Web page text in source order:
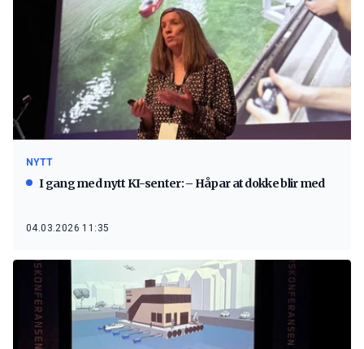
NYTT
I gang med nytt KI-senter: – Håpar at dokke blir med
04.03.2026 11:35